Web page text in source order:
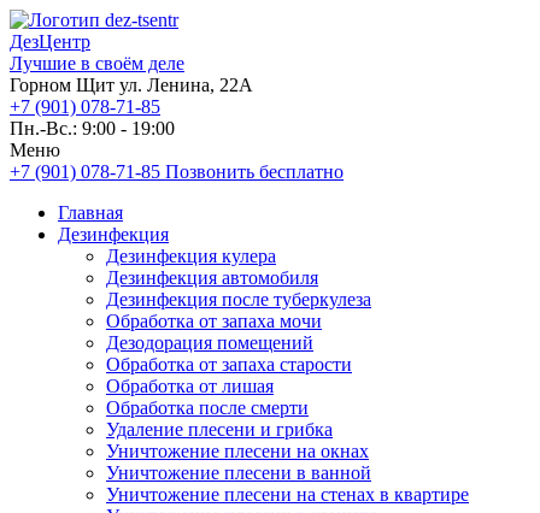
ДезЦентр
Лучшие в своём деле
Горном Щит ул. Ленина, 22А
+7 (901) 078-71-85
Пн.-Вс.: 9:00 - 19:00
Меню
+7 (901) 078-71-85 Позвонить бесплатно
Главная
Дезинфекция
Дезинфекция кулера
Дезинфекция автомобиля
Дезинфекция после туберкулеза
Обработка от запаха мочи
Дезодорация помещений
Обработка от запаха старости
Обработка от лишая
Обработка после смерти
Удаление плесени и грибка
Уничтожение плесени на окнах
Уничтожение плесени в ванной
Уничтожение плесени на стенах в квартире